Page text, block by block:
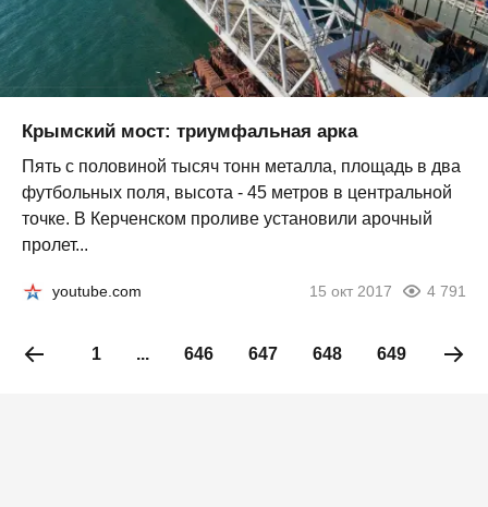
Крымский мост: триумфальная арка
Пять с половиной тысяч тонн металла, площадь в два
футбольных поля, высота - 45 метров в центральной
точке. В Керченском проливе установили арочный
пролет...
youtube.com 15 окт 2017 4 791
1 ... 646 647 648 649 650